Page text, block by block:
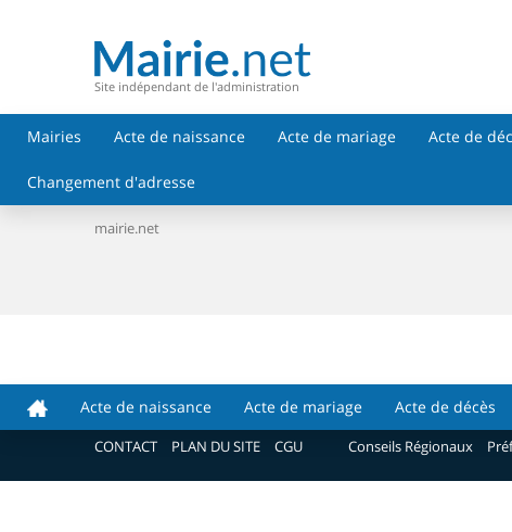
Site indépendant de l'administration
Mairies Acte de naissance Acte de mariage Acte de
Changement d'adresse
mairie.net
Vos démarches en ligne
Acte de naissance
Acte de Mariage
Acte de naissance Acte de mariage Acte de décès
CONTACT PLAN DU SITE CGU Conseils Régionaux